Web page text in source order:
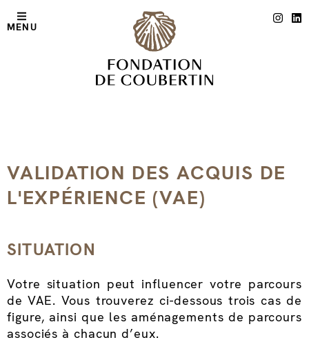
MENU
Validation des
VALIDATION DES ACQUIS DE
L'EXPÉRIENCE (VAE)
SITUATION
Votre situation peut influencer votre parcours
de VAE. Vous trouverez ci-dessous trois cas de
figure, ainsi que les aménagements de parcours
associés à chacun d’eux.